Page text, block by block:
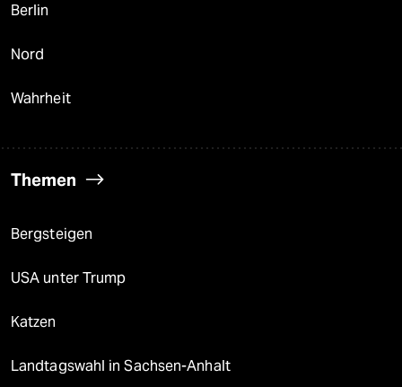
Berlin
Nord
Wahrheit
Themen
Bergsteigen
USA unter Trump
Katzen
Landtagswahl in Sachsen-Anhalt